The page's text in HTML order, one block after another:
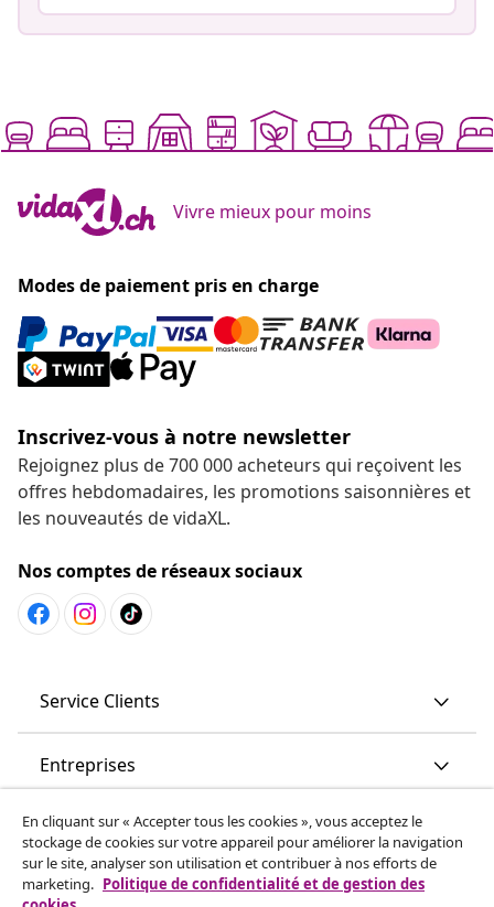
Vivre mieux pour moins
Modes de paiement pris en charge
Inscrivez-vous à notre newsletter
Rejoignez plus de 700 000 acheteurs qui reçoivent les
offres hebdomadaires, les promotions saisonnières et
les nouveautés de vidaXL.
Nos comptes de réseaux sociaux
Service Clients
Entreprises
vidaXL
More content links
En cliquant sur « Accepter tous les cookies », vous acceptez le
stockage de cookies sur votre appareil pour améliorer la navigation
sur le site, analyser son utilisation et contribuer à nos efforts de
marketing. Politique de confidentialité et de gestion des